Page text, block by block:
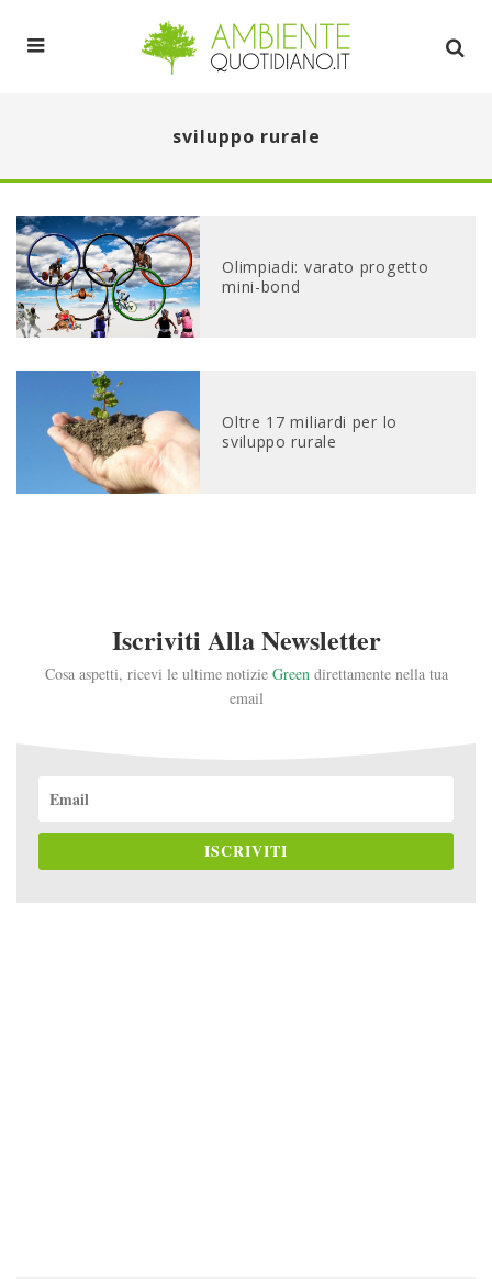
sviluppo rurale
Olimpiadi: varato progetto
mini-bond
Oltre 17 miliardi per lo
sviluppo rurale
Iscriviti Alla Newsletter
Cosa aspetti, ricevi le ultime notizie Greendirettamente nella tua
email
ISCRIVITI